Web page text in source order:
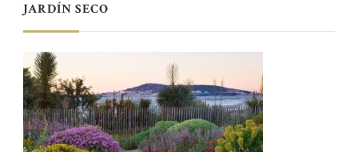
JARDÍN SECO